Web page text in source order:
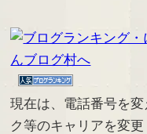
現在は、電話番号を
ク等のキャリアを変